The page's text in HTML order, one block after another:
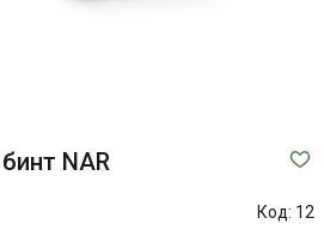
NAR
Код: 12